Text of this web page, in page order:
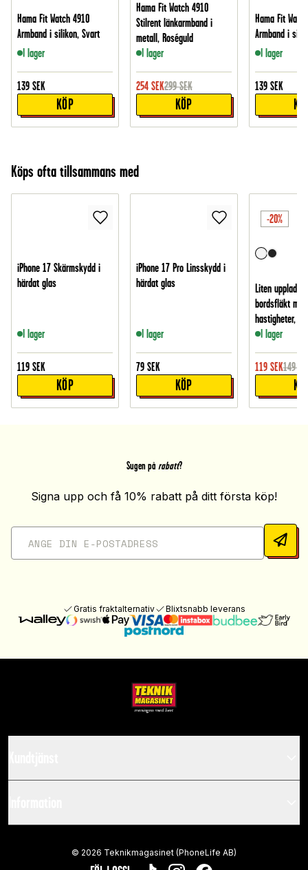
Hama Fit Watch 4910
Armband i silikon, Svart
I lager
139 SEK
KÖP
Hama Fit Watch 4910
Stilrent länkarmband i
metall, Roséguld
I lager
254 SEK299 SEK
KÖP
Hama Fit
Armband i
I lager
139 SEK
Köps ofta tillsammans med
iPhone 17 Skärmskydd i
härdat glas
I lager
119 SEK
KÖP
iPhone 17 Pro Linsskydd i
härdat glas
I lager
79 SEK
KÖP
-20%
Liten
bordsfläkt
hastigheter, Vit
I lager
119 SEK149
Sugen på rabatt?
Signa upp och få 10% rabatt på ditt första köp!
Gratis fraktalternativ Blixtsnabb leverans
© 2026 Teknikmagasinet (PhoneLife AB)